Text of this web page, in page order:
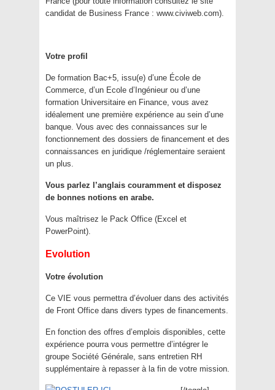
candidat de Business France : www.civiweb.com).
Votre profil
De formation Bac+5, issu(e) d’une École de
Commerce, d’un Ecole d’Ingénieur ou d’une
formation Universitaire en Finance, vous avez
idéalement une première expérience au sein d’une
banque. Vous avec des connaissances sur le
fonctionnement des dossiers de financement et des
connaissances en juridique /réglementaire seraient
un plus.
Vous parlez l’anglais couramment et disposez
de bonnes notions en arabe.
Vous maîtrisez le Pack Office (Excel et
PowerPoint).
Evolution
Votre évolution
Ce VIE vous permettra d’évoluer dans des activités
de Front Office dans divers types de financements.
En fonction des offres d’emplois disponibles, cette
expérience pourra vous permettre d’intégrer le
groupe Société Générale, sans entretien RH
supplémentaire à repasser à la fin de votre mission.